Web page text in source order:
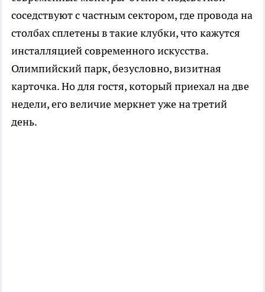
соседствуют с частным сектором, где провода на
столбах сплетены в такие клубки, что кажутся
инсталляцией современного искусства.
Олимпийский парк, безусловно, визитная
карточка. Но для гостя, который приехал на две
недели, его величие меркнет уже на третий
день.